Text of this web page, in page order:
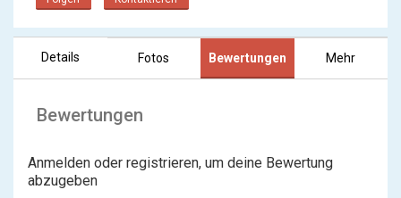
Details Fotos Bewertungen Mehr
Bewertungen
Anmelden oder registrieren, um deine Bewertung
abzugeben